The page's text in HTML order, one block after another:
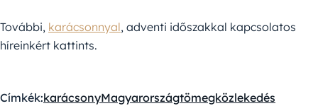
További, karácsonnyal, adventi időszakkal kapcsolatos
híreinkért kattints.
Címkék:karácsonyMagyarországtömegközlekedés